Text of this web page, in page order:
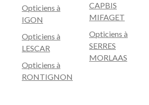
Opticiens à
IGON
Opticiens à
LESCAR
Opticiens à
RONTIGNON
CAPBIS
MIFAGET
Opticiens à
SERRES
MORLAAS